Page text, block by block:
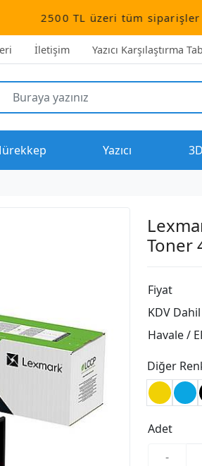
TL üzeri tüm siparişler
İletişim Yazıcı Karşılaştırma
Yazıcı
Toner
Fiyat
KDV Dahil
Havale /
Diğer
Adet
-